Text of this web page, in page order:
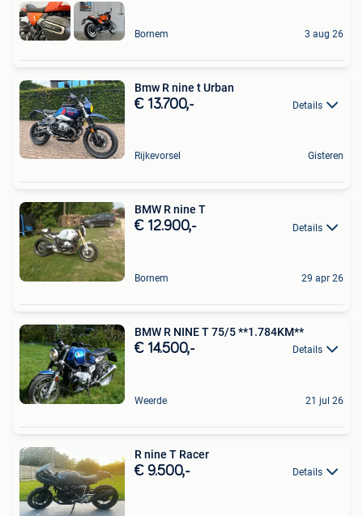
Bornem 3 aug 26
Bmw R nine t Urban
€ 13.700,- Details
Rijkevorsel Gisteren
BMW R nine T
€ 12.900,- Details
Bornem 29 apr 26
BMW R NINE T 75/5 **1.784KM**
€ 14.500,- Details
Weerde 21 jul 26
R nine T Racer
€ 9.500,- Details